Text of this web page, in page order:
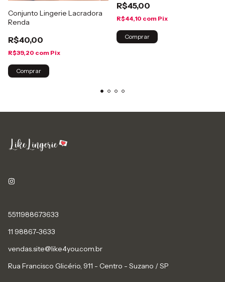
Conjunto Lingerie Lacradora
Renda
R$40,00
R$39,20 com Pix
Comprar
R$45,00
R$44,10 com Pix
Comprar
5511988673633
11 98867-3633
vendas.site@like4you.com.br
Rua Francisco Glicério, 911 - Centro - Suzano / SP